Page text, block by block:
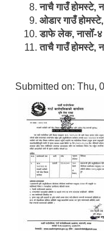
नाचै गाउँ होमस्टे,
ओ‍‍‌डार गाउँ
डाफे लेक, नासोँ-४
ताचै गाउँ होमस्टे,
Submitted on: Thu,